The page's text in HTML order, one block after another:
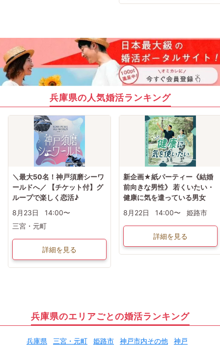
兵庫県の人気婚活ランキング
＼最大50名！神戸須磨シーワ
ールドへ／ 【チケット付】グ
ループで楽しく恋活♪
8月23日
14:00〜
三宮・元町
詳細を見る
新企画★紙パーティー《結婚
前向きな男性》 若くいたい・
健康に気を遣っている男女
8月22日
14:00〜 姫路市
詳細を見る
兵庫県のエリアごとの婚活ランキング
兵庫県 三宮・元町 姫路市 神戸市内その他 神戸